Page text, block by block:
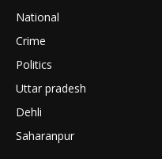
National
Crime
Politics
Uttar pradesh
Dehli
Saharanpur